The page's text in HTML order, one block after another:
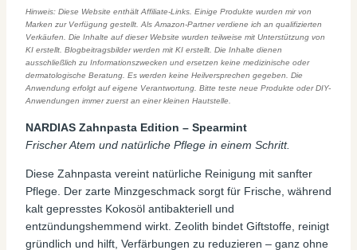
Hinweis: Diese Website enthält Affiliate-Links. Einige Produkte wurden mir von
Marken zur Verfügung gestellt. Als Amazon-Partner verdiene ich an qualifizierten
Verkäufen. Die Inhalte auf dieser Website wurden teilweise mit Unterstützung von
KI erstellt. Blogbeitragsbilder werden mit KI erstellt. Die Inhalte dienen
ausschließlich zu Informationszwecken und ersetzen keine medizinische oder
dermatologische Beratung. Es werden keine Heilversprechen gegeben. Die
Anwendung erfolgt auf eigene Verantwortung. Bitte teste neue Produkte oder DIY-
Anwendungen immer zuerst an einer kleinen Hautstelle.
NARDIAS Zahnpasta Edition – Spearmint
Frischer Atem und natürliche Pflege in einem Schritt.
Diese Zahnpasta vereint natürliche Reinigung mit sanfter
Pflege. Der zarte Minzgeschmack sorgt für Frische, während
kalt gepresstes Kokosöl antibakteriell und
entzündungshemmend wirkt. Zeolith bindet Giftstoffe, reinigt
gründlich und hilft, Verfärbungen zu reduzieren – ganz ohne